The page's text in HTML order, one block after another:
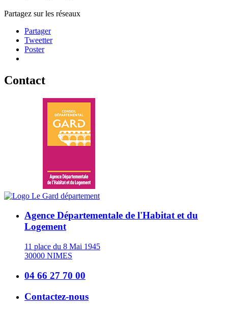
Partagez sur les réseaux
Partager
Tweetter
Poster
Contact
Agence Départementale de l'Habitat et du
Logement
11 place du 8 Mai 1945
30000 NIMES
04 66 27 70 00
Contactez-nous